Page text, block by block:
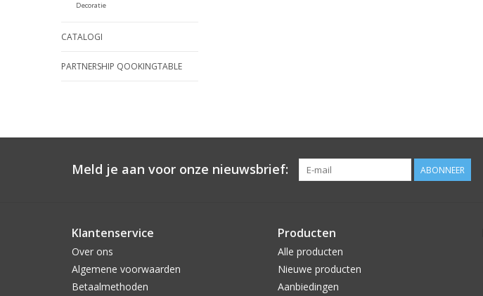
Decoratie
CATALOGI
PARTNERSHIP QOOKINGTABLE
Meld je aan voor onze nieuwsbrief: ABONNEER
Klantenservice
Over ons
Algemene voorwaarden
Betaalmethoden
Producten
Alle producten
Nieuwe producten
Aanbiedingen